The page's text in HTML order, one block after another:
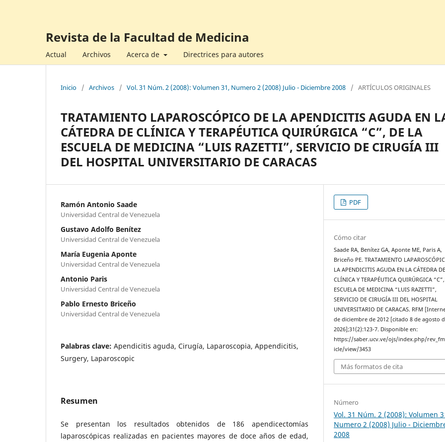
Revista de la Facultad de Medicina
Actual Archivos Acerca de Directrices para autores
Inicio / Archivos / Vol. 31 Núm. 2 (2008): Volumen 31, Numero 2 (2008) Julio - Diciembre 2008 / ARTÍCULOS ORIGINALES
TRATAMIENTO LAPAROSCÓPICO DE LA APENDICITIS AGUDA EN
CÁTEDRA DE CLÍNICA Y TERAPÉUTICA QUIRÚRGICA “C”, DE LA
ESCUELA DE MEDICINA “LUIS RAZETTI”, SERVICIO DE CIRUGÍA III
DEL HOSPITAL UNIVERSITARIO DE CARACAS
Ramón Antonio Saade
Universidad Central de Venezuela
Gustavo Adolfo Benítez
Universidad Central de Venezuela
María Eugenia Aponte
Universidad Central de Venezuela
Antonio Paris
Universidad Central de Venezuela
Pablo Ernesto Briceño
Universidad Central de Venezuela
Palabras clave: Apendicitis aguda, Cirugía, Laparoscopia, Appendicitis,
Surgery, Laparoscopic
Resumen
Se presentan los resultados obtenidos de 186 apendicectomías
laparoscópicas realizadas en pacientes mayores de doce años de edad,
PDF
Cómo citar
Saade RA, Benítez GA, Aponte ME, Paris A,
Briceño PE. TRATAMIENTO
LA APENDICITIS AGUDA EN LA CÁTEDRA DE
CLÍNICA Y TERAPÉUTICA QUIRÚRGICA
ESCUELA DE MEDICINA “LUIS RAZETTI”,
SERVICIO DE CIRUGÍA III DEL HOSPITAL
UNIVERSITARIO DE CARACAS. RFM
de diciembre de 2012 [citado 8 de agosto
2026];31(2):123-7. Disponible en:
https://saber.ucv.ve/ojs/index.php/
icle/view/3453
Más formatos de cita
Número
Vol. 31 Núm. 2 (2008): Volumen
Numero 2 (2008) Julio -
2008